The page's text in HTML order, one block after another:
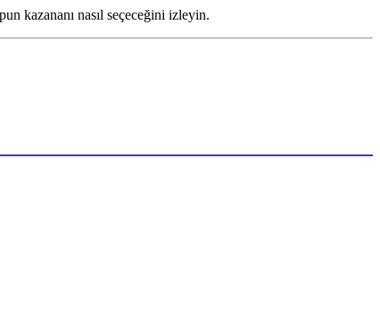
kazananı nasıl seçeceğini izleyin.